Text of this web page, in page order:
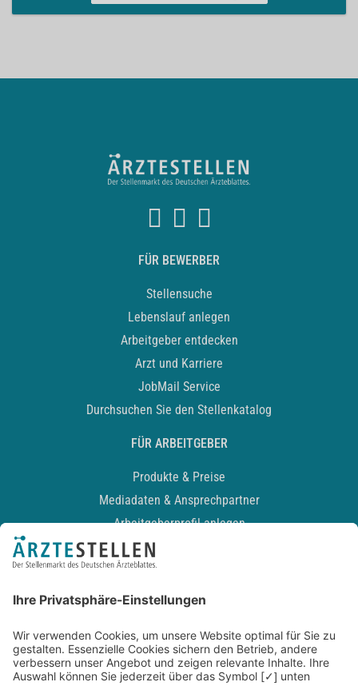
FÜR BEWERBER
Stellensuche
Lebenslauf anlegen
Arbeitgeber entdecken
Arzt und Karriere
JobMail Service
Durchsuchen Sie den Stellenkatalog
FÜR ARBEITGEBER
Produkte & Preise
Mediadaten & Ansprechpartner
Arbeitgeberprofil anlegen
Recruiting-Podcast
Kontakt
Datenschutz